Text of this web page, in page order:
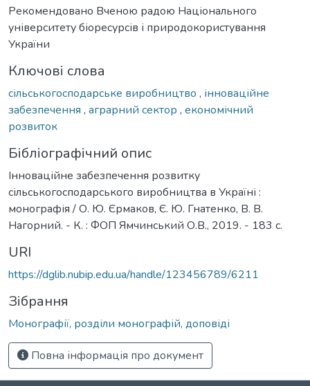
Рекомендовано Вченою радою Національного
університету біоресурсів і природокористування
України
Ключові слова
сільськогосподарське виробництво , інноваційне
забезпечення , аграрний сектор , економічний
розвиток
Бібліографічний опис
Інноваційне забезпечення розвитку
сільськогосподарського виробництва в Україні :
монографія / О. Ю. Єрмаков, Є. Ю. Гнатенко, В. В.
Нагорний. - К. : ФОП Ямчинський О.В., 2019. - 183 с.
URI
https://dglib.nubip.edu.ua/handle/123456789/6211
Зібрання
Монографії, розділи монографій, доповіді
Повна інформація про документ